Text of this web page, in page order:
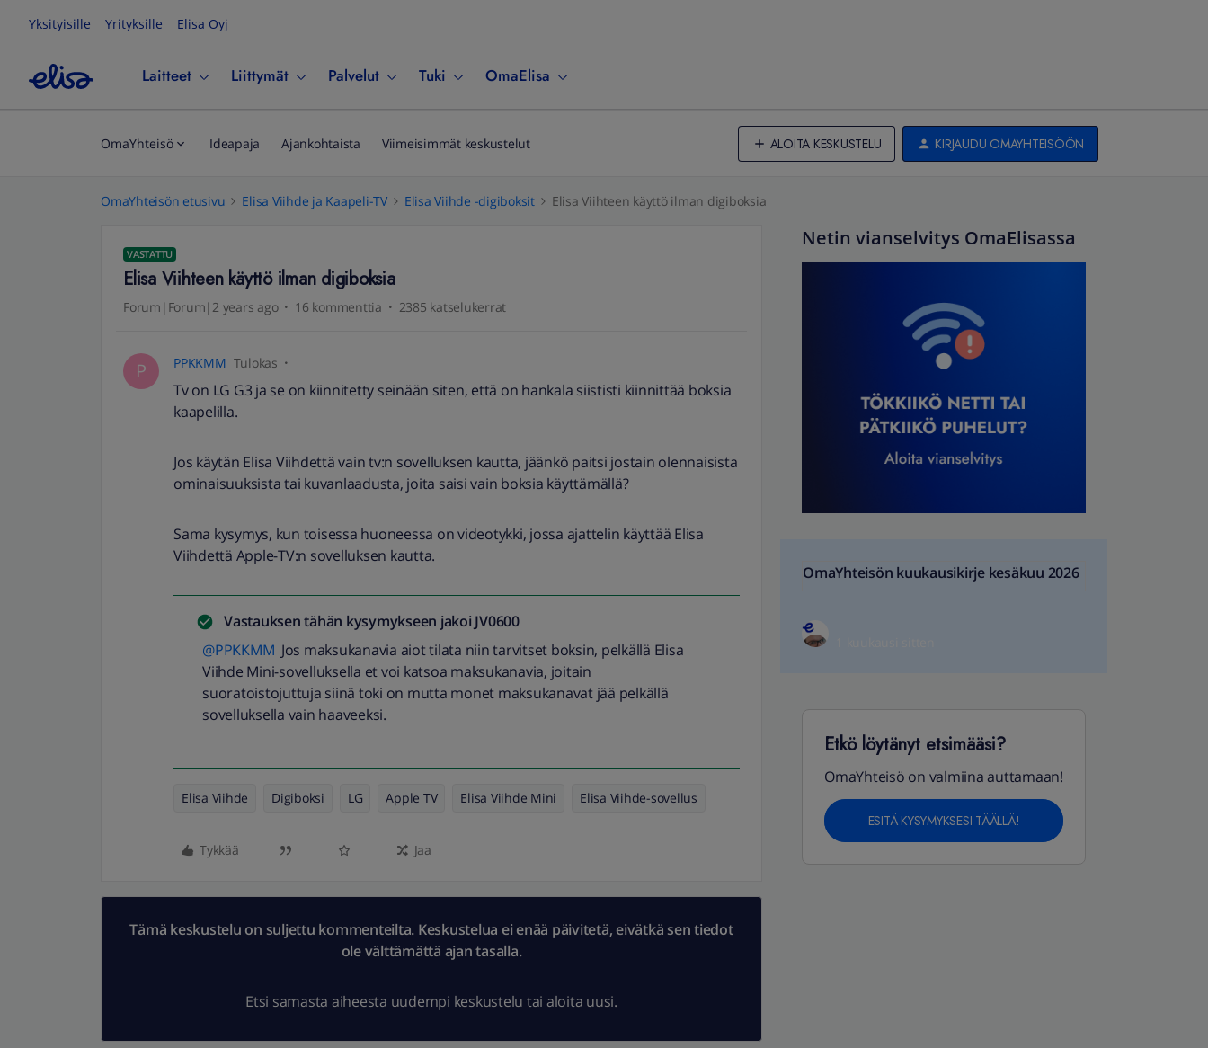
Yksityisille Yrityksille Elisa Oyj
Laitteet Liittymät Palvelut Tuki OmaElisa
OmaYhteisö Ideapaja Ajankohtaista Viimeisimmät keskustelut ALOITA KESKUSTELU KIRJAUDU OMAYHTEISÖÖN
OmaYhteisön etusivu Elisa Viihde ja Kaapeli-TV Elisa Viihde -digiboksit Elisa Viihteen käyttö ilman digiboksia
VASTATTU
Elisa Viihteen käyttö ilman digiboksia
Forum|Forum|2 years ago 16 kommenttia 2385 katselukerrat
P PPKKMM Tulokas
Tv on LG G3 ja se on kiinnitetty seinään siten, että on hankala siististi kiinnittää boksia
kaapelilla.
Jos käytän Elisa Viihdettä vain tv:n sovelluksen kautta, jäänkö paitsi jostain olennaisista
ominaisuuksista tai kuvanlaadusta, joita saisi vain boksia käyttämällä?
Sama kysymys, kun toisessa huoneessa on videotykki, jossa ajattelin käyttää Elisa
Viihdettä Apple-TV:n sovelluksen kautta.
Vastauksen tähän kysymykseen jakoi JV0600
@PPKKMM Jos maksukanavia aiot tilata niin tarvitset boksin, pelkällä Elisa
Viihde Mini-sovelluksella et voi katsoa maksukanavia, joitain
suoratoistojuttuja siinä toki on mutta monet maksukanavat jää pelkällä
sovelluksella vain haaveeksi.
Elisa Viihde Digiboksi LG Apple TV Elisa Viihde Mini Elisa Viihde-sovellus
Tykkää Jaa
Tämä keskustelu on suljettu kommenteilta. Keskustelua ei enää päivitetä, eivätkä sen tiedot
ole välttämättä ajan tasalla.
Etsi samasta aiheesta uudempi keskustelu tai aloita uusi.
Netin vianselvitys OmaElisassa
OmaYhteisön kuukausikirje kesäkuu 2026
Etkö löytänyt etsimääsi?
OmaYhteisö on valmiina auttamaan!
ESITÄ KYSYMYKSESI TÄÄLLÄ!